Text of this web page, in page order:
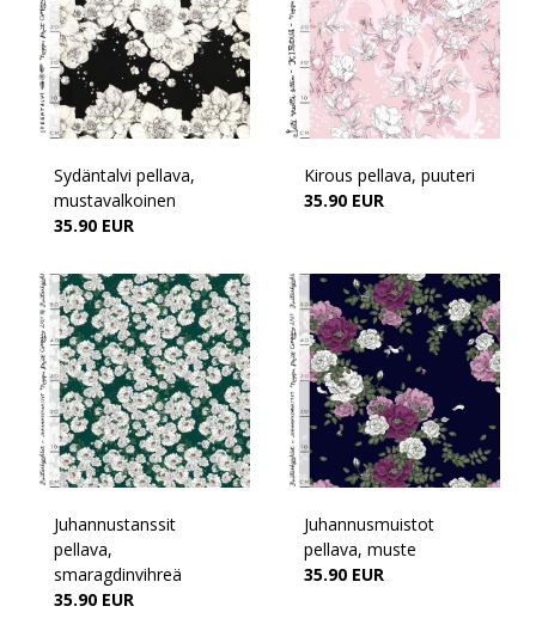
Sydäntalvi pellava,
mustavalkoinen
35.90 EUR
Kirous pellava, puuteri
35.90 EUR
Juhannustanssit
pellava,
smaragdinvihreä
35.90 EUR
Juhannusmuistot
pellava, muste
35.90 EUR